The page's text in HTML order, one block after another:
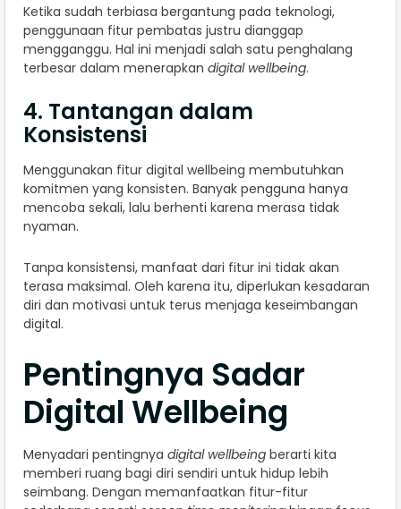
Ketika sudah terbiasa bergantung pada teknologi,
penggunaan fitur pembatas justru dianggap
mengganggu. Hal ini menjadi salah satu penghalang
terbesar dalam menerapkan digital wellbeing.
4. Tantangan dalam
Konsistensi
Menggunakan fitur digital wellbeing membutuhkan
komitmen yang konsisten. Banyak pengguna hanya
mencoba sekali, lalu berhenti karena merasa tidak
nyaman.
Tanpa konsistensi, manfaat dari fitur ini tidak akan
terasa maksimal. Oleh karena itu, diperlukan kesadaran
diri dan motivasi untuk terus menjaga keseimbangan
digital.
Pentingnya Sadar
Digital Wellbeing
Menyadari pentingnya digital wellbeing berarti kita
memberi ruang bagi diri sendiri untuk hidup lebih
seimbang. Dengan memanfaatkan fitur-fitur